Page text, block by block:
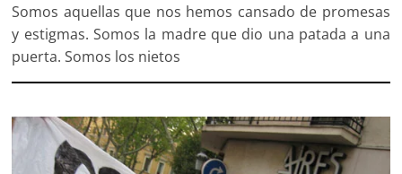
Somos aquellas que nos hemos cansado de promesas
y estigmas. Somos la madre que dio una patada a una
puerta. Somos los nietos